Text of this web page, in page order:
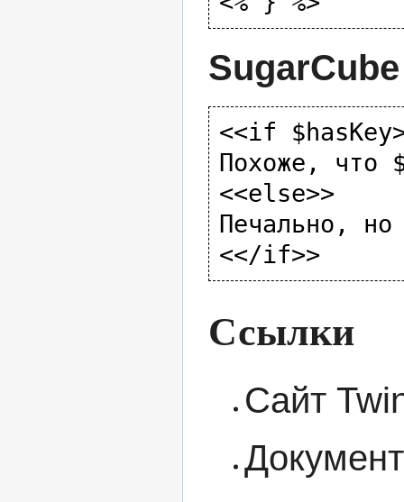
SugarCube
<<if
Похоже, что
<<else>>
Печально, но
<</if>>
Ссылки
Сайт